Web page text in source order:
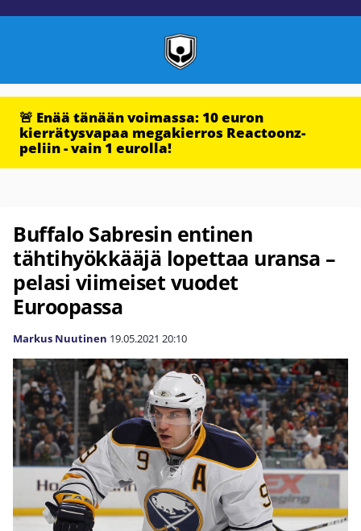
🚨 Enää tänään voimassa: 10 euron
kierrätysvapaa megakierros Reactoonz-
peliin - vain 1 eurolla!
Buffalo Sabresin entinen
tähtihyökkääjä lopettaa uransa –
pelasi viimeiset vuodet
Euroopassa
Markus Nuutinen 19.05.2021 20:10